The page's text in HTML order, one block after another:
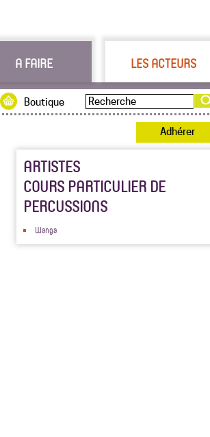
A FAIRE LES ACTEURS
Boutique
Adhérer
ARTISTES
COURS PARTICULIER DE
PERCUSSIONS
Wanga